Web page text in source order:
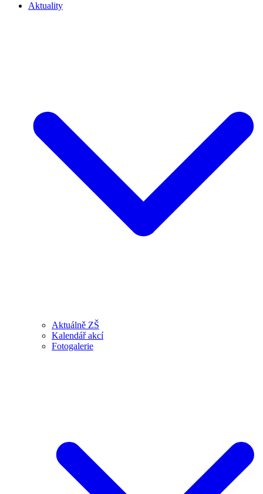
Aktuality
Aktuálně ZŠ
Kalendář akcí
Fotogalerie